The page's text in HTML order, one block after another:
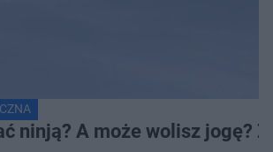
ninją? A może wolisz jogę?